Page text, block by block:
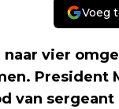
Voeg
naar vier
President
sergeant